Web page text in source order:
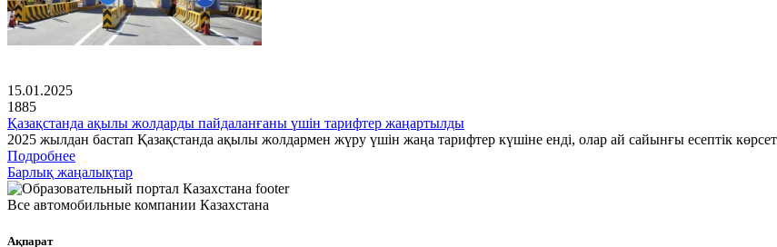
15.01.2025
1885
Қазақстанда ақылы жолдарды пайдаланғаны үшін тарифтер жаңартылды
2025 жылдан бастап Қазақстанда ақылы жолдармен жүру үшін жаңа тарифтер күшіне енді, олар ай сайынғы есептік
Подробнее
Барлық жаңалықтар
Все автомобильные компании Казахстана
Ақпарат